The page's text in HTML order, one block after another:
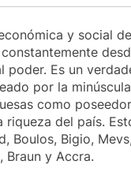
y social
poder. Es un
por la
como
riqueza del país.
Boulos, Bigio,
Braun y Accra.